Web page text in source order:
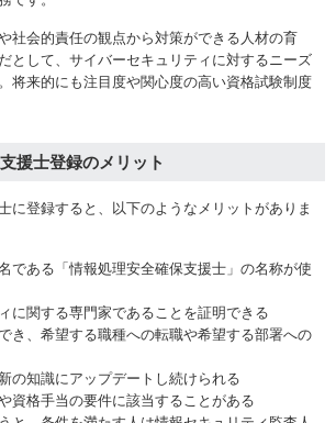
社会的責任の観点から対策ができる人材の育
として、サイバーセキュリティに対するニーズ
将来的にも注目度や関心度の高い資格試験制度
援士登録のメリット
に登録すると、以下のようなメリットがありま
である「情報処理安全確保支援士」の名称が使
に関する専門家であることを証明できる
き、希望する職種への転職や希望する部署への
の知識にアップデートし続けられる
資格手当の要件に該当することがある